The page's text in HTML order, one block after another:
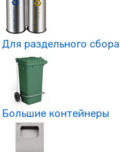
Для раздельного сбора
Большие контейнеры